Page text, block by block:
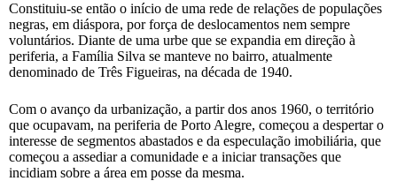
Constituiu-se então o início de uma rede de relações de populações
negras, em diáspora, por força de deslocamentos nem sempre
voluntários. Diante de uma urbe que se expandia em direção à
periferia, a Família Silva se manteve no bairro, atualmente
denominado de Três Figueiras, na década de 1940.
Com o avanço da urbanização, a partir dos anos 1960, o território
que ocupavam, na periferia de Porto Alegre, começou a despertar o
interesse de segmentos abastados e da especulação imobiliária, que
começou a assediar a comunidade e a iniciar transações que
incidiam sobre a área em posse da mesma.